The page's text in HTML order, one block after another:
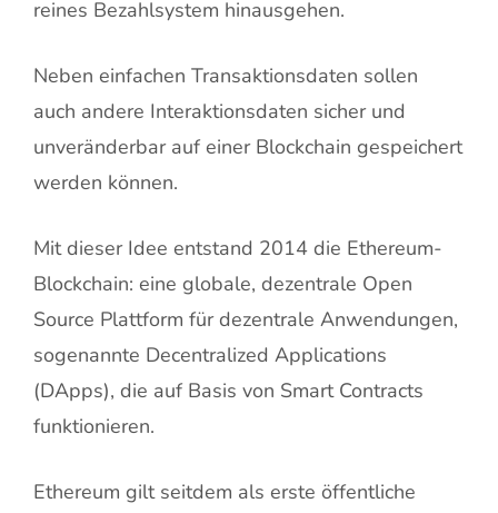
reines Bezahlsystem hinausgehen.
Neben einfachen Transaktionsdaten sollen
auch andere Interaktionsdaten sicher und
unveränderbar auf einer Blockchain gespeichert
werden können.
Mit dieser Idee entstand 2014 die Ethereum-
Blockchain: eine globale, dezentrale Open
Source Plattform für dezentrale Anwendungen,
sogenannte Decentralized Applications
(DApps), die auf Basis von Smart Contracts
funktionieren.
Ethereum gilt seitdem als erste öffentliche